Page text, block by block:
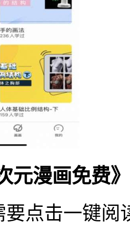
元漫画免费
要点击一键